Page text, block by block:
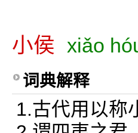
小侯 xiǎo
词典解释
1.古代用以称